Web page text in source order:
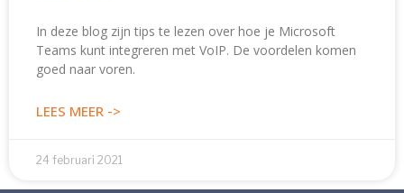
In deze blog zijn tips te lezen over hoe je Microsoft
Teams kunt integreren met VoIP. De voordelen komen
goed naar voren.
LEES MEER ->
24 februari 2021